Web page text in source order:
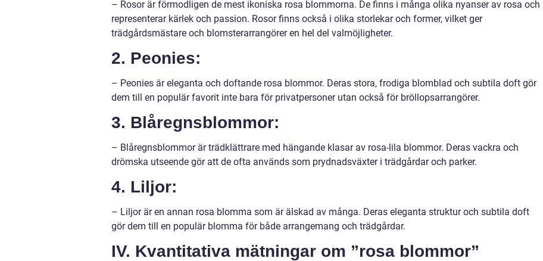
– Rosor är förmodligen de mest ikoniska rosa blommorna. De finns i många olika nyanser av rosa och
representerar kärlek och passion. Rosor finns också i olika storlekar och former, vilket ger
trädgårdsmästare och blomsterarrangörer en hel del valmöjligheter.
2. Peonies:
– Peonies är eleganta och doftande rosa blommor. Deras stora, frodiga blomblad och subtila doft gör
dem till en populär favorit inte bara för privatpersoner utan också för bröllopsarrangörer.
3. Blåregnsblommor:
– Blåregnsblommor är trädklättrare med hängande klasar av rosa-lila blommor. Deras vackra och
drömska utseende gör att de ofta används som prydnadsväxter i trädgårdar och parker.
4. Liljor:
– Liljor är en annan rosa blomma som är älskad av många. Deras eleganta struktur och subtila doft
gör dem till en populär blomma för både arrangemang och trädgårdar.
IV. Kvantitativa mätningar om ”rosa blommor”